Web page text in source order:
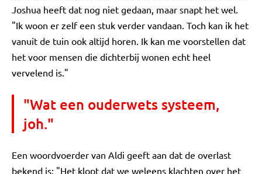
Joshua heeft dat nog niet gedaan, maar snapt het wel.
"Ik woon er zelf een stuk verder vandaan. Toch kan ik het
vanuit de tuin ook altijd horen. Ik kan me voorstellen dat
het voor mensen die dichterbij wonen echt heel
vervelend is."
"Wat een ouderwets systeem,
joh."
Een woordvoerder van Aldi geeft aan dat de overlast
bekend is: "Het klopt dat we weleens klachten over het